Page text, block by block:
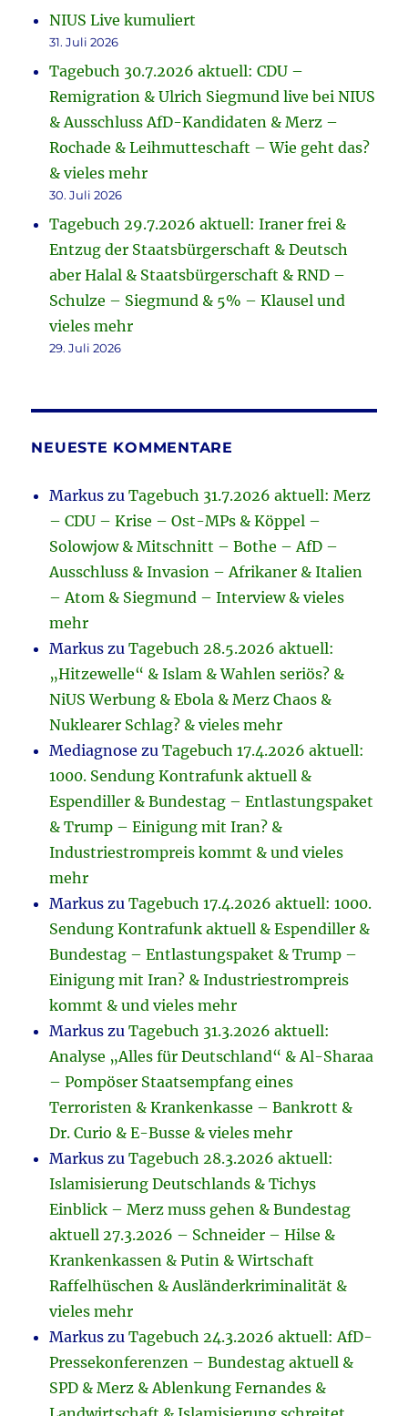
NIUS Live kumuliert
31. Juli 2026
Tagebuch 30.7.2026 aktuell: CDU –
Remigration & Ulrich Siegmund live bei NIUS
& Ausschluss AfD-Kandidaten & Merz –
Rochade & Leihmutteschaft – Wie geht das?
& vieles mehr
30. Juli 2026
Tagebuch 29.7.2026 aktuell: Iraner frei &
Entzug der Staatsbürgerschaft & Deutsch
aber Halal & Staatsbürgerschaft & RND –
Schulze – Siegmund & 5% – Klausel und
vieles mehr
29. Juli 2026
NEUESTE KOMMENTARE
Markus zuTagebuch 31.7.2026 aktuell: Merz
– CDU – Krise – Ost-MPs & Köppel –
Solowjow & Mitschnitt – Bothe – AfD –
Ausschluss & Invasion – Afrikaner & Italien
– Atom & Siegmund – Interview & vieles
mehr
Markus zuTagebuch 28.5.2026 aktuell:
„Hitzewelle“ & Islam & Wahlen seriös? &
NiUS Werbung & Ebola & Merz Chaos &
Nuklearer Schlag? & vieles mehr
Mediagnose zuTagebuch 17.4.2026 aktuell:
1000. Sendung Kontrafunk aktuell &
Espendiller & Bundestag – Entlastungspaket
& Trump – Einigung mit Iran? &
Industriestrompreis kommt & und vieles
mehr
Markus zuTagebuch 17.4.2026 aktuell: 1000.
Sendung Kontrafunk aktuell & Espendiller &
Bundestag – Entlastungspaket & Trump –
Einigung mit Iran? & Industriestrompreis
kommt & und vieles mehr
Markus zuTagebuch 31.3.2026 aktuell:
Analyse „Alles für Deutschland“ & Al-Sharaa
– Pompöser Staatsempfang eines
Terroristen & Krankenkasse – Bankrott &
Dr. Curio & E-Busse & vieles mehr
Markus zuTagebuch 28.3.2026 aktuell:
Islamisierung Deutschlands & Tichys
Einblick – Merz muss gehen & Bundestag
aktuell 27.3.2026 – Schneider – Hilse &
Krankenkassen & Putin & Wirtschaft
Raffelhüschen & Ausländerkriminalität &
vieles mehr
Markus zuTagebuch 24.3.2026 aktuell: AfD-
Pressekonferenzen – Bundestag aktuell &
SPD & Merz & Ablenkung Fernandes &